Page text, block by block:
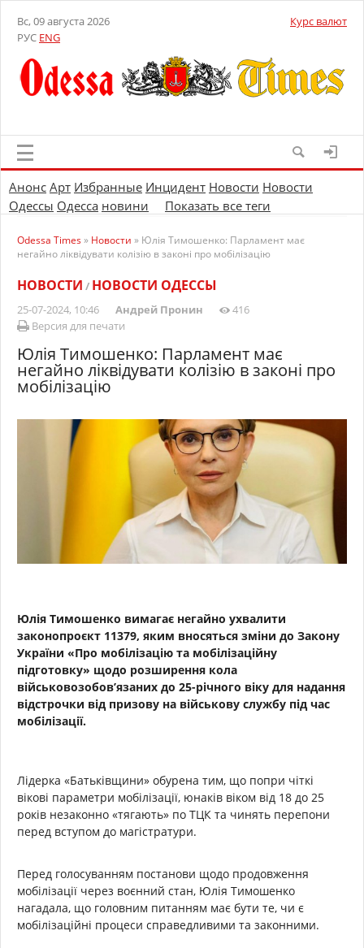
Вс, 09 августа 2026
РУС ENG
Курс валют
Анонс Арт Избранные Инцидент Новости Новости
Одессы Одесса новини Показать все теги
Odessa Times» Новости » Юлія Тимошенко: Парламент має
негайно ліквідувати колізію в законі про мобілізацію
НОВОСТИ / НОВОСТИ ОДЕССЫ
25-07-2024, 10:46 Андрей Пронин
416
Версия для печати
Юлія Тимошенко: Парламент має
негайно ліквідувати колізію в законі про
мобілізацію
Юлія Тимошенко вимагає негайно ухвалити
законопроєкт 11379, яким вносяться зміни до Закону
України «Про мобілізацію та мобілізаційну
підготовку» щодо розширення кола
військовозобов’язаних до 25-річного віку для надання
відстрочки від призову на військову службу під час
мобілізації.
Лідерка «Батьківщини» обурена тим, що попри чіткі
вікові параметри мобілізації, юнаків віком від 18 до 25
років незаконно «тягають» по ТЦК та чинять перепони
перед вступом до магістратури.
Перед голосуванням постанови щодо продовження
мобілізації через воєнний стан, Юлія Тимошенко
нагадала, що головним питанням має бути те, чи є
мобілізаційні процеси справедливими та законними.